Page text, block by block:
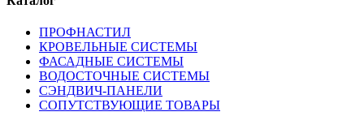
ПРОФНАСТИЛ
КРОВЕЛЬНЫЕ СИСТЕМЫ
ФАСАДНЫЕ СИСТЕМЫ
ВОДОСТОЧНЫЕ СИСТЕМЫ
СЭНДВИЧ-ПАНЕЛИ
СОПУТСТВУЮЩИЕ ТОВАРЫ